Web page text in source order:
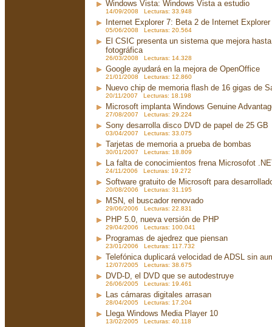
Windows Vista: Windows Vista a estudio
14/09/2008 Lecturas: 33.948
Internet Explorer 7: Beta 2 de Internet Explorer
05/06/2008 Lecturas: 20.564
El CSIC presenta un sistema que mejora
fotográfica
26/03/2008 Lecturas: 14.328
Google ayudará en la mejora de OpenOffice
21/01/2008 Lecturas: 12.860
Nuevo chip de memoria flash de 16 gigas de
20/11/2007 Lecturas: 18.198
Microsoft implanta Windows Genuine
27/08/2007 Lecturas: 29.224
Sony desarrolla disco DVD de papel de 25 GB
03/04/2007 Lecturas: 33.075
Tarjetas de memoria a prueba de bombas
30/01/2007 Lecturas: 18.809
La falta de conocimientos frena Microsofot
24/11/2006 Lecturas: 19.272
Software gratuito de Microsoft para
20/08/2006 Lecturas: 31.195
MSN, el buscador renovado
29/06/2006 Lecturas: 22.831
PHP 5.0, nueva versión de PHP
29/04/2006 Lecturas: 100.041
Programas de ajedrez que piensan
23/01/2006 Lecturas: 117.732
Telefónica duplicará velocidad de ADSL sin
12/07/2005 Lecturas: 38.675
DVD-D, el DVD que se autodestruye
26/06/2005 Lecturas: 19.461
Las cámaras digitales arrasan
28/04/2005 Lecturas: 17.204
Llega Windows Media Player 10
13/02/2005 Lecturas: 40.118